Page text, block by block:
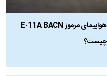
هواپیمای مرموز E-11A BACN
چیست؟